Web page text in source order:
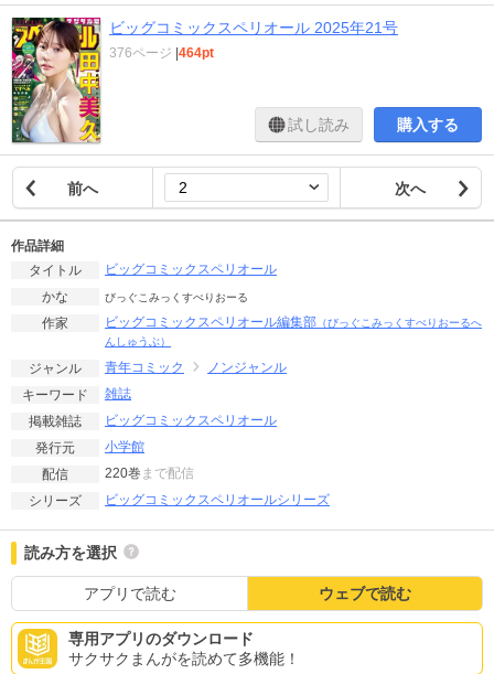
ビッグコミックスペリオール 2025年21号
376ページ |464pt
試し読み 購入する
前へ 次へ
作品詳細
タイトル
ビッグコミックスペリオール
かな
びっぐこみっくすぺりおーる
作家 ビッグコミックスペリオール編集部 （びっぐこみっくすぺりおーるへ
んしゅうぶ）
ジャンル 青年コミック
ノンジャンル
キーワード
雑誌
掲載雑誌
ビッグコミックスペリオール
発行元
小学館
配信
220巻 まで配信
シリーズ
ビッグコミックスペリオールシリーズ
読み方を選択
アプリで読む ウェブで読む
専用アプリのダウンロード
サクサクまんがを読めて多機能！